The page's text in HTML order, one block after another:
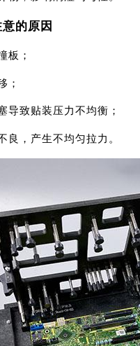
的原因
板；
；
导致贴装压力不均衡；
良，产生不均匀拉力。